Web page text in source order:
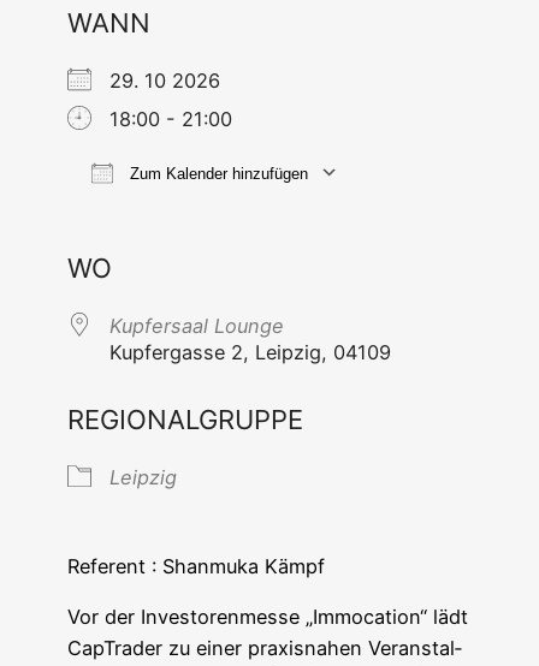
WANN
29. 10 2026
18:00 - 21:00
Zum Kalender hinzufügen
WO
Kup­fer­saal Lounge
Kup­fer­gas­se 2, Leip­zig, 04109
REGIONALGRUPPE
Leip­zig
Refe­rent : Shan­mu­ka Kämpf
Vor der Inves­to­ren­mes­se „Immo­ca­ti­on“ lädt
Cap­Trader zu einer pra­xis­na­hen Ver­an­stal­